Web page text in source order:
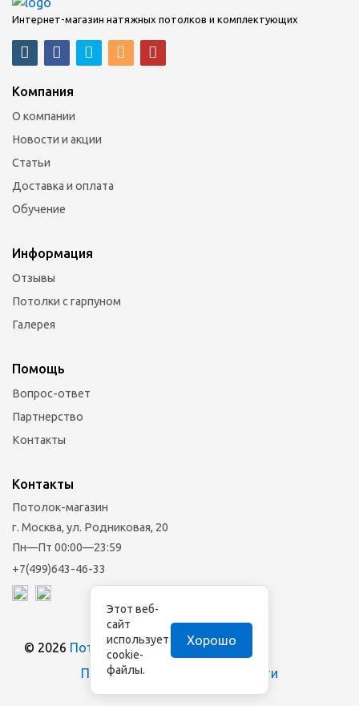
Интернет-магазин натяжных потолков и комплектующих
Компания
О компании
Новости и акции
Статьи
Доставка и оплата
Обучение
Информация
Отзывы
Потолки с гарпуном
Галерея
Помощь
Вопрос-ответ
Партнерство
Контакты
Контакты
Потолок-магазин
г. Москва, ул. Родниковая, 20
Пн—Пт 00:00—23:59
+7(499)643-46-33
Этот веб-
сайт
использует
cookie-
файлы.
Хорошо
© 2026 Потолок-магазин
Политика конфиденциальности